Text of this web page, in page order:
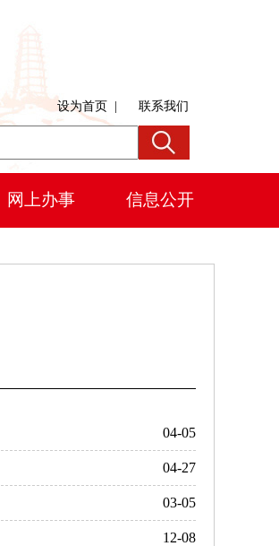
联系我们
设为首页
网上办事 信息公开
04-05
04-27
03-05
12-08